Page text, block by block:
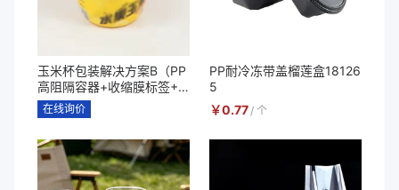
玉米杯包装解决方案B（PP
高阻隔容器+收缩膜标签+P
P勺子套装+高阻隔耐高温
易揭盖膜）
在线询价
PP耐冷冻带盖榴莲盒18126
5
￥0.77/ 个